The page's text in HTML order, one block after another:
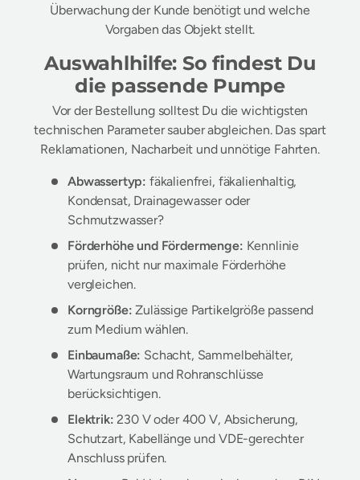
Überwachung der Kunde benötigt und welche
Vorgaben das Objekt stellt.
Auswahlhilfe: So findest Du
die passende Pumpe
Vor der Bestellung solltest Du die wichtigsten
technischen Parameter sauber abgleichen. Das spart
Reklamationen, Nacharbeit und unnötige Fahrten.
Abwassertyp: fäkalienfrei, fäkalienhaltig,
Kondensat, Drainagewasser oder
Schmutzwasser?
Förderhöhe und Fördermenge: Kennlinie
prüfen, nicht nur maximale Förderhöhe
vergleichen.
Korngröße: Zulässige Partikelgröße passend
zum Medium wählen.
Einbaumaße: Schacht, Sammelbehälter,
Wartungsraum und Rohranschlüsse
berücksichtigen.
Elektrik: 230 V oder 400 V, Absicherung,
Schutzart, Kabellänge und VDE-gerechter
Anschluss prüfen.